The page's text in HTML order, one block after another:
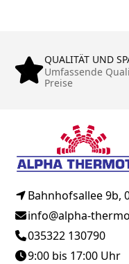
QUALITÄT UND
Umfassende
Preise
Bahnhofsallee 9b,
info@alpha-
035322 130790
9:00 bis 17:00 Uhr